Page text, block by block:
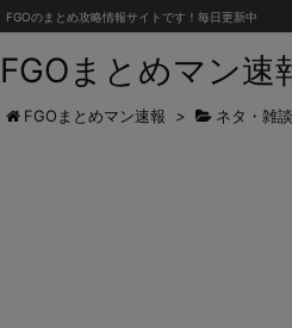
FGOまとめマン速
FGOのまとめ攻略情報サイトです！毎日更新中
FGOまとめマン速報 > ネタ・雑談